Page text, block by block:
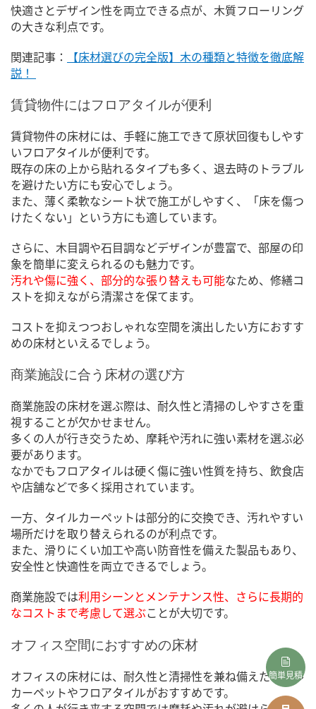
快適さとデザイン性を両立できる点が、木質フローリング
の大きな利点です。
関連記事：
【床材選びの完全版】木の種類と特徴を徹底解
説！
賃貸物件にはフロアタイルが便利
賃貸物件の床材には、手軽に施工できて原状回復もしやす
いフロアタイルが便利です。
既存の床の上から貼れるタイプも多く、退去時のトラブル
を避けたい方にも安心でしょう。
また、薄く柔軟なシート状で施工がしやすく、「床を傷つ
けたくない」という方にも適しています。
さらに、木目調や石目調などデザインが豊富で、部屋の印
象を簡単に変えられるのも魅力です。
汚れや傷に強く、 部分的な張り替えも可能なため、修繕コ
ストを抑えながら清潔さを保てます。
コストを抑えつつおしゃれな空間を演出したい方におすす
めの床材といえるでしょう。
商業施設に合う床材の選び方
商業施設の床材を選ぶ際は、耐久性と清掃のしやすさを重
視することが欠かせません。
多くの人が行き交うため、摩耗や汚れに強い素材を選ぶ必
要があります。
なかでもフロアタイルは硬く傷に強い性質を持ち、飲食店
や店舗などで多く採用されています。
一方、タイルカーペットは部分的に交換でき、汚れやすい
場所だけを取り替えられるのが利点です。
また、滑りにくい加工や高い防音性を備えた製品もあり、
安全性と快適性を両立できるでしょう。
商業施設では利用シーンとメンテナンス性、さらに長期的
なコストまで考慮して選ぶことが大切です。
オフィス空間におすすめの床材
オフィスの床材には、耐久性と清掃性を兼ね備えたタイル
カーペットやフロアタイルがおすすめです。
簡単見積